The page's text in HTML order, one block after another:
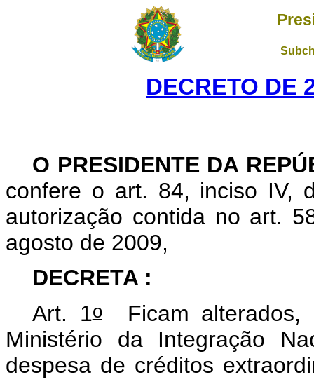
DECRETO DE
O PRESIDENTE DA
confere o art. 84, inciso IV,
autorização contida no art.
agosto de 2009,
DECRETA :
Art. 1oFicam alterados,
Ministério da Integração
despesa de créditos